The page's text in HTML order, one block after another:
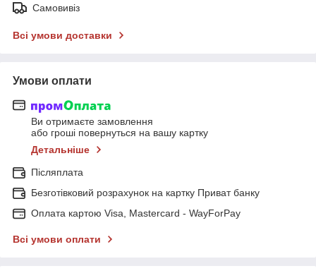
Самовивіз
Всі умови доставки
Умови оплати
Ви отримаєте замовлення
або гроші повернуться на вашу картку
Детальніше
Післяплата
Безготівковий розрахунок на картку Приват банку
Оплата картою Visa, Mastercard - WayForPay
Всі умови оплати